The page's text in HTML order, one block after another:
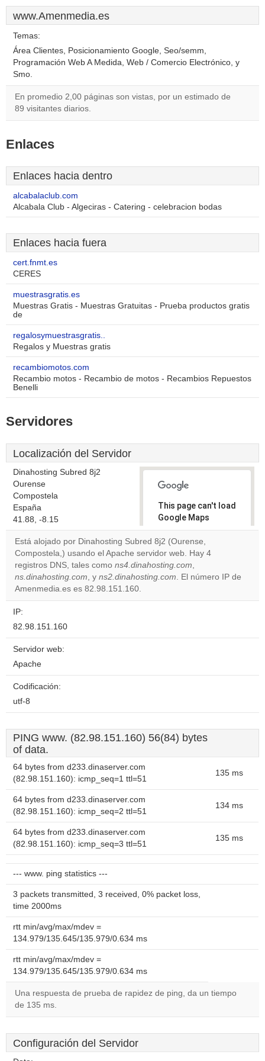
www.Amenmedia.es
Temas:
Área Clientes, Posicionamiento Google, Seo/semm,
Programación Web A Medida, Web / Comercio Electrónico, y
Smo.
En promedio 2,00 páginas son vistas, por un estimado de
89 visitantes diarios.
Enlaces
Enlaces hacia dentro
alcabalaclub.com
Alcabala Club - Algeciras - Catering - celebracion bodas
Enlaces hacia fuera
cert.fnmt.es
CERES
muestrasgratis.es
Muestras Gratis - Muestras Gratuitas - Prueba productos gratis
de
regalosymuestrasgratis..
Regalos y Muestras gratis
recambiomotos.com
Recambio motos - Recambio de motos - Recambios Repuestos
Benelli
Servidores
Localización del Servidor
Dinahosting Subred 8j2
Ourense
Compostela
España
41.88, -8.15
This page can't load
Google Maps
correctly.
Do you
own this
website?
Está alojado por Dinahosting Subred 8j2 (Ourense,
Compostela,) usando el Apache servidor web. Hay 4
registros DNS, tales como ns4.dinahosting.com,
ns.dinahosting.com, y ns2.dinahosting.com. El número IP de
Amenmedia.es es 82.98.151.160.
IP:
82.98.151.160
Servidor web:
Apache
Codificación:
utf-8
PING www. (82.98.151.160) 56(84) bytes
of data.
64 bytes from d233.dinaserver.com
(82.98.151.160): icmp_seq=1 ttl=51
135 ms
64 bytes from d233.dinaserver.com
(82.98.151.160): icmp_seq=2 ttl=51
134 ms
64 bytes from d233.dinaserver.com
(82.98.151.160): icmp_seq=3 ttl=51
135 ms
--- www. ping statistics ---
3 packets transmitted, 3 received, 0% packet loss,
time 2000ms
rtt min/avg/max/mdev =
134.979/135.645/135.979/0.634 ms
rtt min/avg/max/mdev =
134.979/135.645/135.979/0.634 ms
Una respuesta de prueba de rapidez de ping, da un tiempo
de 135 ms.
Configuración del Servidor